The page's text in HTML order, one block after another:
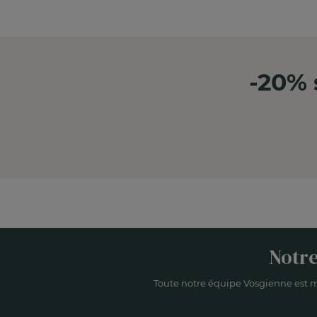
-
Toute notre équipe Vosgienne est